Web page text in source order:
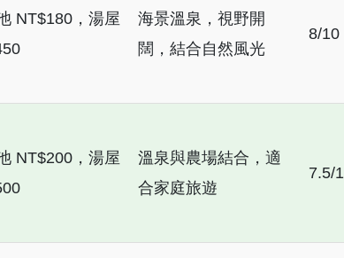
NT$180，湯屋
海景溫泉，視野開
闊，結合自然風光
8/10
NT$200，湯屋
溫泉與農場結合，適
合家庭旅遊
7.5/